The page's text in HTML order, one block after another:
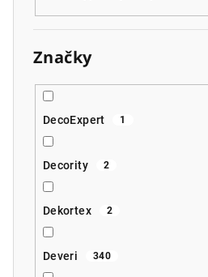
Značky
DecoExpert 1
Decority 2
Dekortex 2
Deveri 340